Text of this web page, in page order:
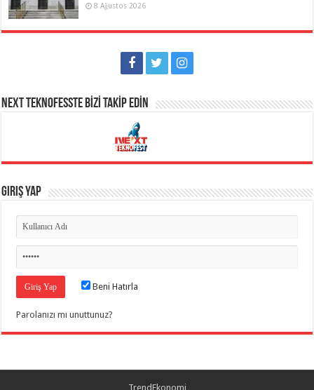
8 Ağustos 2026
NEXT TEKNOFESSTE BİZİ TAKİP EDİN
Giriş Yap
Beni Hatırla
Parolanızı mı unuttunuz?
TrendEkonomi